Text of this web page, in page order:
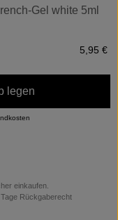
Gel white 5ml
5,95 €
legen
einkaufen.
Rückgaberecht